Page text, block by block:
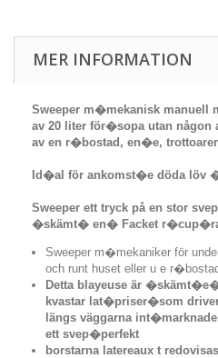
MER INFORMATION
Sweeper m�mekanisk manuell
av 20 liter för�sopa utan någon
av en r�bostad, en�e, trottoarer
Id�al för ankomst�e döda löv
Sweeper ett tryck på en stor
�skämt� en� Facket
Sweeper m�mekaniker för
och runt huset eller u e
Detta blayeuse är
kvastar lat�priser�som
längs väggarna
ett svep�perfekt
borstarna latereaux t